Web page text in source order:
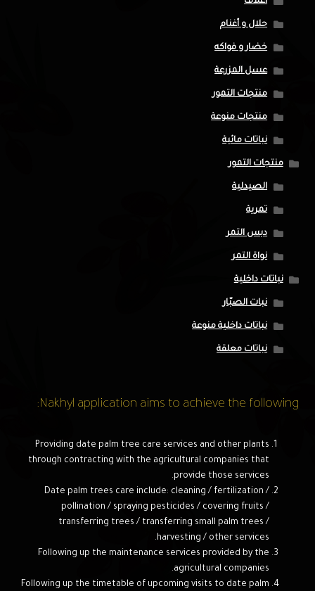
حلال و أغنام
خضار و فواكه
عسل المزرعة
منتجات التمور
منتجات منوعة
نباتات مائية
منتجات التمور
الصيدلية
تمرية
دبس التمر
نواة التمر
نباتات داخلية
نبات الصبّار
نباتات داخلية منوعة
نباتات معلقة
Nakhyl application aims to achieve the following:
Providing date palm tree care services and other plants
through contracting with the agricultural companies that
provide those services.
Date palm trees care include: cleaning / fertilization /
pollination / spraying pesticides / covering fruits /
transferring trees / transferring small palm trees /
harvesting / other services.
Following up the maintenance services provided by the
agricultural companies.
Following up the timetable of upcoming visits to date palm